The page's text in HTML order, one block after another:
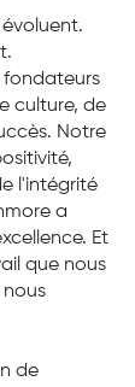
évoluent.
fondateurs
culture, de
Notre
l'intégrité
a
Et
que nous
de